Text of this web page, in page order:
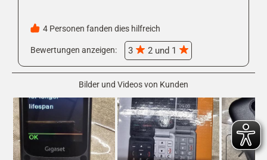
Kontakten anrufen, sondern muss dort erst über
wirklich nutzbar. Sehr schade...........
4 Personen fanden dies hilfreich
Bewertungen anzeigen: 3 2 und 1
Bilder und Videos von Kunden